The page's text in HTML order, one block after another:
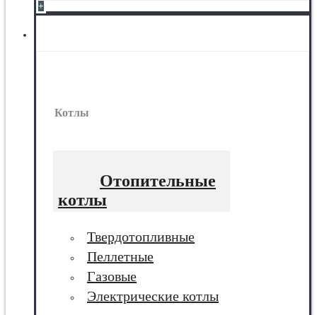
+
Котлы
Отопительные
котлы
Твердотопливные
Пеллетные
Газовые
Электрические котлы